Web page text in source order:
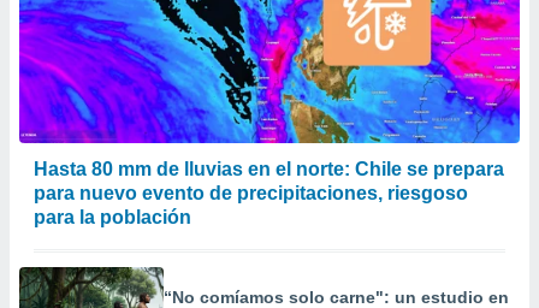
Hasta 80 mm de lluvias en el norte: Chile se prepara
para nuevo evento de precipitaciones, riesgoso
para la población
“No comíamos solo carne": un estudio en